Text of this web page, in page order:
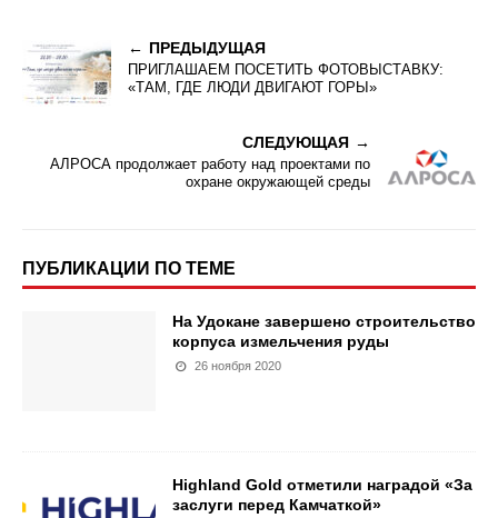
ПРЕДЫДУЩАЯ
ПРИГЛАШАЕМ ПОСЕТИТЬ ФОТОВЫСТАВКУ:
«ТАМ, ГДЕ ЛЮДИ ДВИГАЮТ ГОРЫ»
СЛЕДУЮЩАЯ
АЛРОСА продолжает работу над проектами по
охране окружающей среды
ПУБЛИКАЦИИ ПО ТЕМЕ
На Удокане завершено строительство
корпуса измельчения руды
26 ноября 2020
Highland Gold отметили наградой «За
заслуги перед Камчаткой»